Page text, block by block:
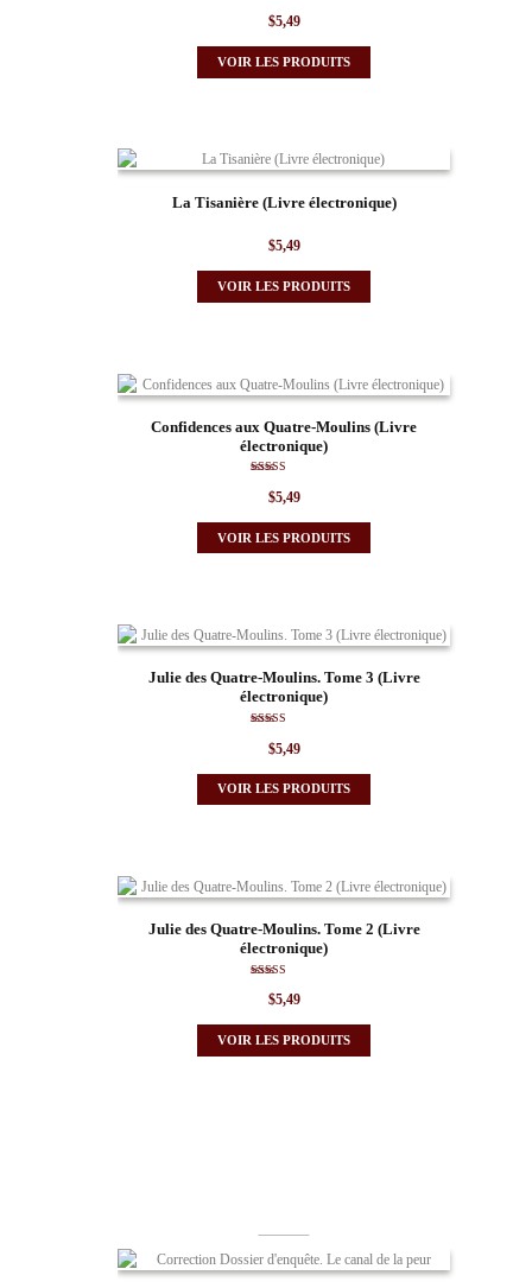
$5,49
VOIR LES PRODUITS
La Tisanière (Livre électronique)
$5,49
VOIR LES PRODUITS
Confidences aux Quatre-Moulins (Livre
électronique)
5.00
sur 5
$5,49
VOIR LES PRODUITS
Julie des Quatre-Moulins. Tome 3 (Livre
électronique)
5.00
sur 5
$5,49
VOIR LES PRODUITS
Julie des Quatre-Moulins. Tome 2 (Livre
électronique)
5.00
sur 5
$5,49
VOIR LES PRODUITS